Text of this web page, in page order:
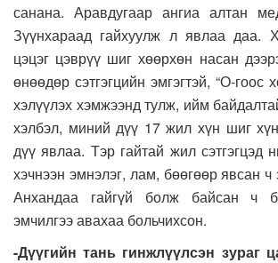
санана. Аравдугаар ангиа алтан
Зүүнхараад гайхуулж л явлаа даа.
цэцэг цэврүү шиг хөөрхөн насан
өнөөдөр сэтгэгцийн эмгэгтэй, “О-гоос
хэлүүлэх хэмжээнд тулж, ийм
хэлбэл, миний дүү 17 жил хүн шиг
дүү явлаа. Тэр гайтай жил сэтгэгцэд
хэчнээн эмнэлэг, лам, бөөгөөр явсан ч
Анхандаа гайгүй болж байсан ч
эмчилгээ авахаа больчихсон.
-Дүүгийн тань гинжлүүлсэн зураг